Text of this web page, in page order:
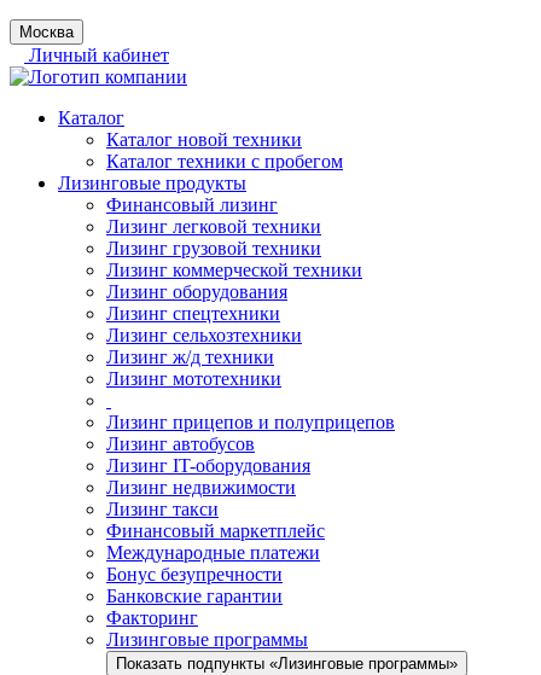
Москва
Личный кабинет
Каталог
Каталог новой техники
Каталог техники с пробегом
Лизинговые продукты
Финансовый лизинг
Лизинг легковой техники
Лизинг грузовой техники
Лизинг коммерческой техники
Лизинг оборудования
Лизинг спецтехники
Лизинг сельхозтехники
Лизинг ж/д техники
Лизинг мототехники
Лизинг прицепов и полуприцепов
Лизинг автобусов
Лизинг IT-оборудования
Лизинг недвижимости
Лизинг такси
Финансовый маркетплейс
Международные платежи
Бонус безупречности
Банковские гарантии
Факторинг
Лизинговые программы
Показать подпункты «Лизинговые программы»